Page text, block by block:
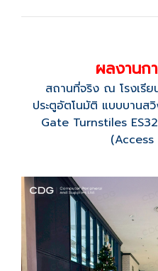
ผลงานก
สถานที่จริง ณ โรงเรี
ประตูอัตโนมัติ แบบบานส
Gate Turnstiles